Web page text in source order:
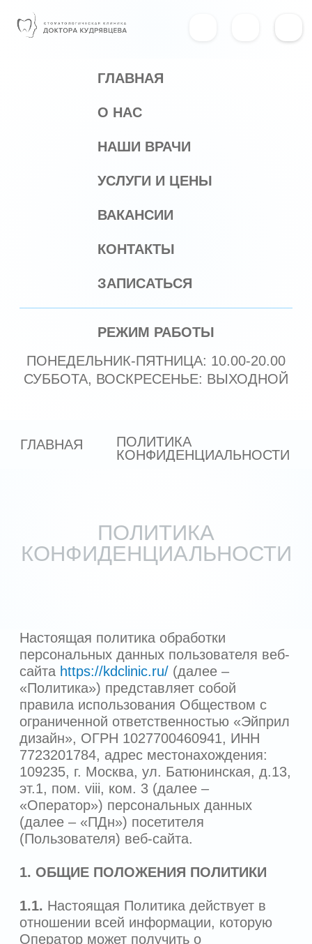
ВАКАНСИИ
КОНТАКТЫ
ПОНЕДЕЛЬНИК-ПЯТНИЦА: 10.00-20.00
КОНФИДЕНЦИАЛЬНОСТИ
ПОЛИТИКА
Настоящая политика обработки
дизайн», ОГРН 1027700460941, ИНН
7723201784, адрес местонахождения:
109235, г. Москва, ул. Батюнинская, д.13,
эт.1, пом. viii, ком. 3 (далее –
Настоящая Политика действует в
отношении всей информации, которую
Оператор может получить о
пользователе во время использования
им веб-сайтаhttps://kdclinic.ru/(далее –
«Веб-сайт»/«Сайт»).
Использование Пользователем Веб-
сайта означает безоговорочное согласие
Пользователя с настоящей Политикой и
указанными в ней условиями обработки
его персональной информации.
1.3.Действие настоящей Политики
распространяется на все процессы по
сбору, записи, систематизации,
накоплению, хранению, уточнению
(распространению, предоставлению,
осуществляемых с использованием
средств автоматизации и без их
использования.